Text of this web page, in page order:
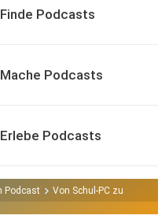
Finde Podcasts
Mache Podcasts
Erlebe Podcasts
Podcast Von Schul-PC zu